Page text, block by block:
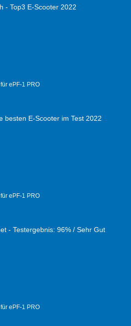
für ePF-1 PRO
für ePF-1 PRO
für ePF-1 PRO